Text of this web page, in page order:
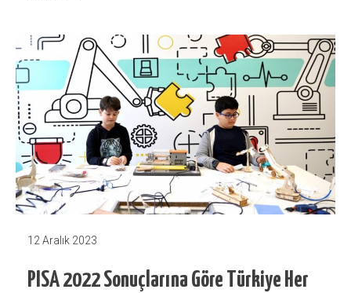
12 Aralık 2023
PISA 2022 Sonuçlarına Göre Türkiye Her